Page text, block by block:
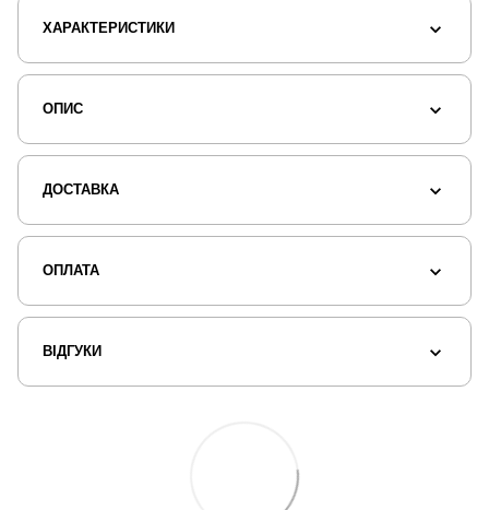
ХАРАКТЕРИСТИКИ
ОПИС
ДОСТАВКА
ОПЛАТА
ВІДГУКИ